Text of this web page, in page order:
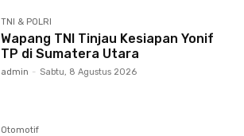
TNI & POLRI
Wapang TNI Tinjau Kesiapan Yonif
TP di Sumatera Utara
admin - Sabtu, 8 Agustus 2026
Otomotif